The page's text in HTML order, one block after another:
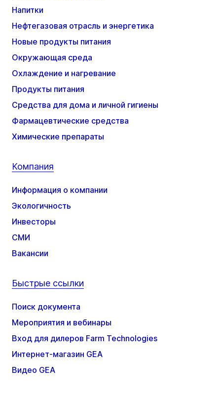
Напитки
Нефтегазовая отрасль и энергетика
Новые продукты питания
Окружающая среда
Охлаждение и нагревание
Продукты питания
Средства для дома и личной гигиены
Фармацевтические средства
Химические препараты
Компания
Информация о компании
Экологичность
Инвесторы
СМИ
Вакансии
Быстрые ссылки
Поиск документа
Мероприятия и вебинары
Вход для дилеров Farm Technologies
Интернет-магазин GEA
Видео GEA